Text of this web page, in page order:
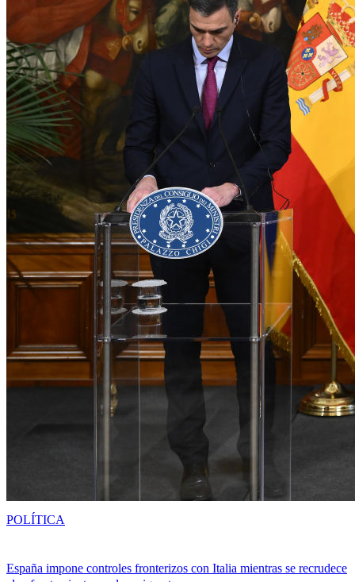
España impone controles fronterizos con Italia mientras se recrudece
POLÍTICA